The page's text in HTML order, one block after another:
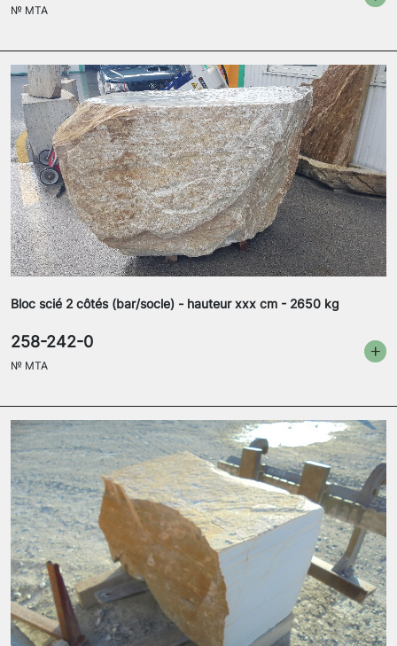
№ MTA
Bloc scié 2 côtés (bar/socle) - hauteur xxx cm - 2650 kg
258-242-0
№ MTA